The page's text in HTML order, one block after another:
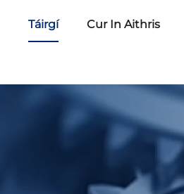
Táirgí Cur In Aithris